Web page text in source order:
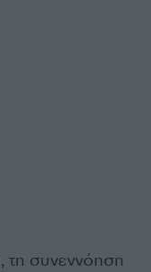
τη συνεννόηση